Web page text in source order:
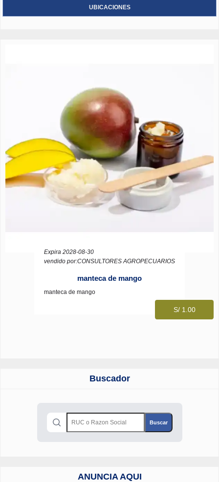
UBICACIONES
Expira 2028-08-30
vendido por:CONSULTORES AGROPECUARIOS
manteca de mango
manteca de mango
S/ 1.00
Buscador
ANUNCIA AQUI